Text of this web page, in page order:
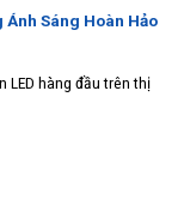
Ánh Sáng Hoàn Hảo
LED hàng đầu trên thị